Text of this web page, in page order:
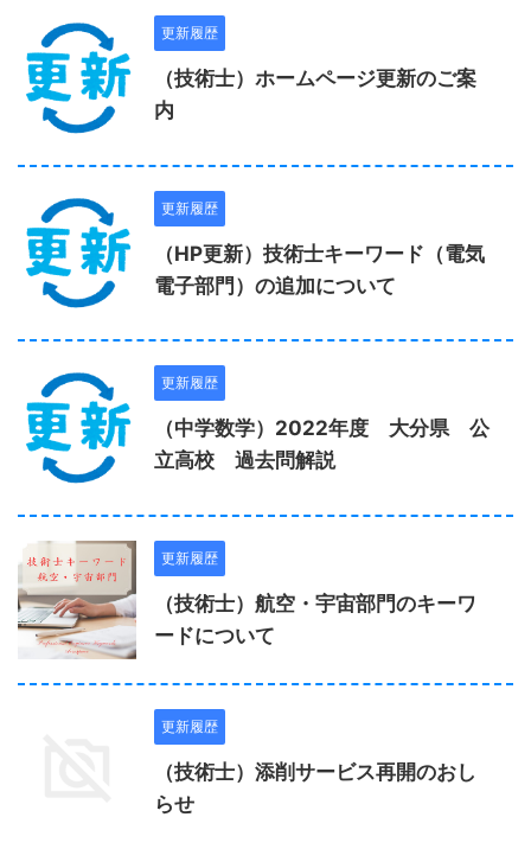
更新履歴
（技術士）ホームページ更新のご案
内
更新履歴
（HP更新）技術士キーワード（電気
電子部門）の追加について
更新履歴
（中学数学）2022年度 大分県 公
立高校 過去問解説
更新履歴
（技術士）航空・宇宙部門のキーワ
ードについて
更新履歴
（技術士）添削サービス再開のおし
らせ